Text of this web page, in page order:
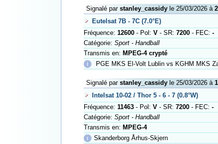
Signalé par stanley_cassidyle 25/03/2026 à
Eutelsat 7B - 7C (7.0°E)
Fréquence: 12600- Pol: V- SR: 7200- FEC: -
Catégorie: Sport - Handball
Transmis en: MPEG-4 crypté
ℹ
PGE MKS El-Volt Lublin vs KGHM MKS
Signalé par stanley_cassidyle 25/03/2026 à
Intelsat 10-02 / Thor 5 - 6 - 7 (0.8°W)
Fréquence: 11463- Pol: V- SR: 7200- FEC: -
Catégorie: Sport - Handball
Transmis en: MPEG-4
ℹ
Skanderborg Århus-Skjern